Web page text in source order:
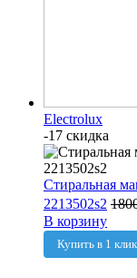
Electrolux
-17 скидка
Стиральная
2213502s2
В корзину
Купить в 1 клик